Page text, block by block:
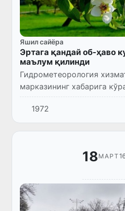
Яшил сайёра
Эртага қандай об-ҳаво
маълум қилинди
Гидрометеорология
марказининг хабарига
Тошкент шаҳрида ҳаво
ёғингарчилик
туман тушиши мумкин.
1972
18МАРТ